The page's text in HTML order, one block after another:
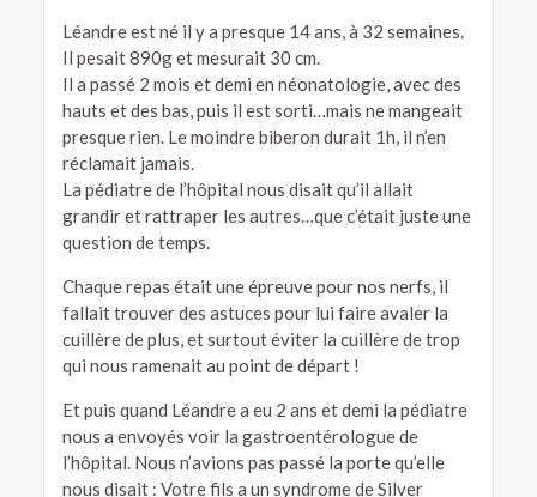
Léandre est né il y a presque 14 ans, à 32 semaines.
Il pesait 890g et mesurait 30 cm.
Il a passé 2 mois et demi en néonatologie, avec des
hauts et des bas, puis il est sorti…mais ne mangeait
presque rien. Le moindre biberon durait 1h, il n’en
réclamait jamais.
La pédiatre de l’hôpital nous disait qu’il allait
grandir et rattraper les autres…que c’était juste une
question de temps.
Chaque repas était une épreuve pour nos nerfs, il
fallait trouver des astuces pour lui faire avaler la
cuillère de plus, et surtout éviter la cuillère de trop
qui nous ramenait au point de départ !
Et puis quand Léandre a eu 2 ans et demi la pédiatre
nous a envoyés voir la gastroentérologue de
l’hôpital. Nous n’avions pas passé la porte qu’elle
nous disait : Votre fils a un syndrome de Silver